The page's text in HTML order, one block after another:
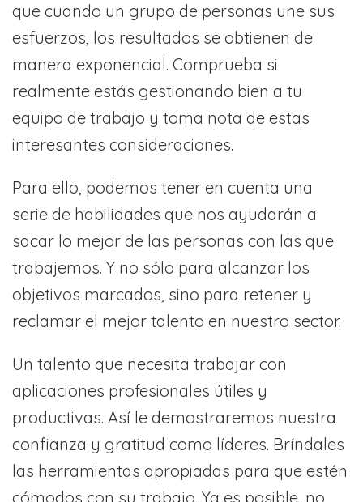
que cuando un grupo de personas une sus
esfuerzos, los resultados se obtienen de
manera exponencial. Comprueba si
realmente estás gestionando bien a tu
equipo de trabajo y toma nota de estas
interesantes consideraciones.
Para ello, podemos tener en cuenta una
serie de habilidades que nos ayudarán a
sacar lo mejor de las personas con las que
trabajemos. Y no sólo para alcanzar los
objetivos marcados, sino para retener y
reclamar el mejor talento en nuestro sector.
Un talento que necesita trabajar con
aplicaciones profesionales útiles y
productivas. Así le demostraremos nuestra
confianza y gratitud como líderes. Bríndales
las herramientas apropiadas para que estén
cómodos con su trabajo. Ya es posible, no